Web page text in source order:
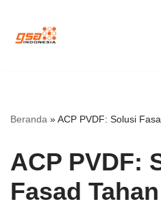
Lompat
Beranda »ACP PVDF: Solusi
ACP PVDF:
Fasad